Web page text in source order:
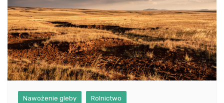
Nawożenie gleby Rolnictwo